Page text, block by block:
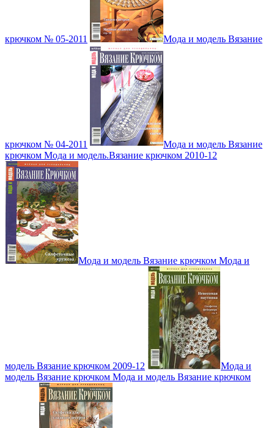
крючком № 05-2011 Мода и модель Вязание
крючком № 04-2011
Мода и модель Вязание
крючком Мода и модель.Вязание крючком 2010-12
Мода и модель Вязание крючком Мода и
модель Вязание крючком 2009-12
Мода и
модель Вязание крючком Мода и модель Вязание крючком